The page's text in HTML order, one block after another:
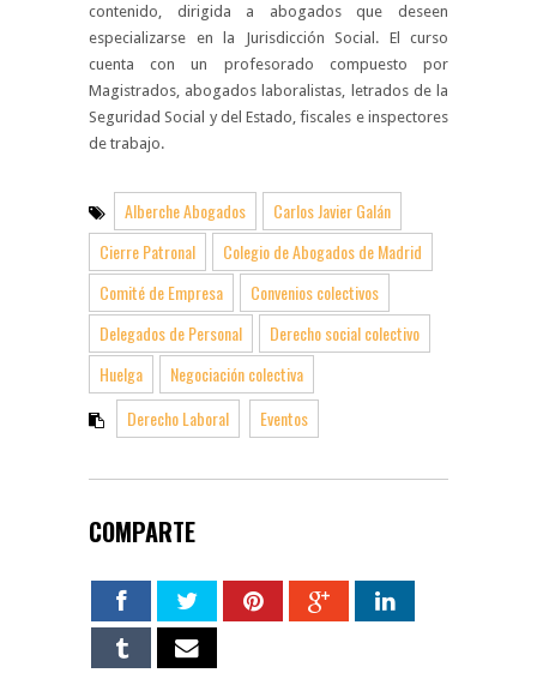
contenido, dirigida a abogados que deseen
especializarse en la Jurisdicción Social. El curso
cuenta con un profesorado compuesto por
Magistrados, abogados laboralistas, letrados de la
Seguridad Social y del Estado, fiscales e inspectores
de trabajo.
Alberche Abogados
Carlos Javier Galán
Cierre Patronal
Colegio de Abogados de Madrid
Comité de Empresa
Convenios colectivos
Delegados de Personal
Derecho social colectivo
Huelga
Negociación colectiva
Derecho Laboral
Eventos
COMPARTE